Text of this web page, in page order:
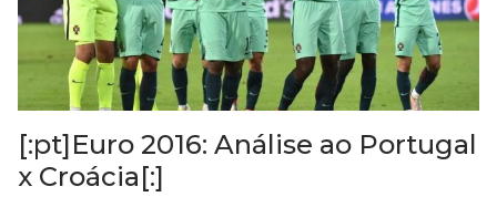
[:pt]Euro 2016: Análise ao Portugal
x Croácia[:]